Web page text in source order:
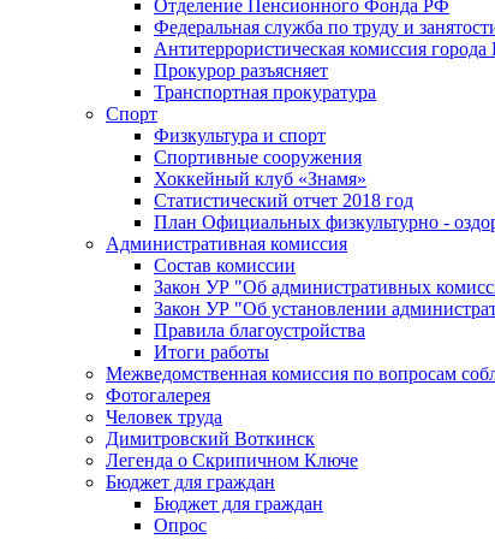
Отделение Пенсионного Фонда РФ
Федеральная служба по труду и
Антитеррористическая комиссия города
Прокурор разъясняет
Транспортная прокуратура
Спорт
Физкультура и спорт
Спортивные сооружения
Хоккейный клуб «Знамя»
Статистический отчет 2018 год
План Официальных физкультурно -
Административная комиссия
Состав комиссии
Закон УР "Об административных
Закон УР "Об установлении
Правила благоустройства
Итоги работы
Межведомственная комиссия по вопросам
Фотогалерея
Человек труда
Димитровский Воткинск
Легенда о Скрипичном Ключе
Бюджет для граждан
Бюджет для граждан
Опрос